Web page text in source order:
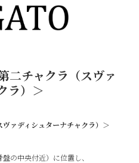
二チャクラ（スヴァ
ラ）＞
ァディシュターナチャクラ）＞
の中央付近）に位置し、